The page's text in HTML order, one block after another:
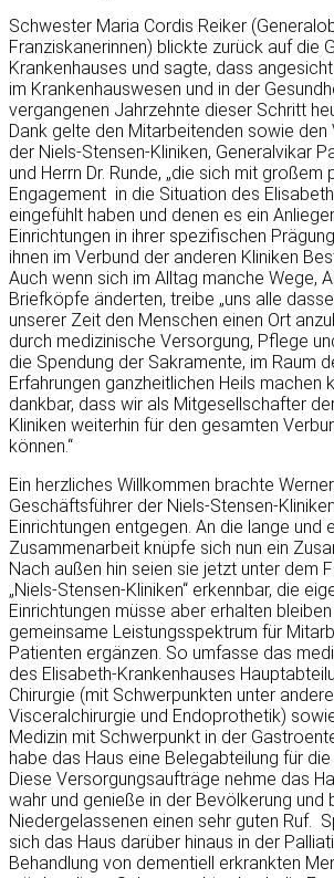
Schwester Maria Cordis Reiker
Franziskanerinnen) blickte zurück auf die
Krankenhauses und sagte, dass
im Krankenhauswesen und in der
vergangenen Jahrzehnte dieser Schritt
Dank gelte den Mitarbeitenden sowie
der Niels-Stensen-Kliniken, Generalvikar
und Herrn Dr. Runde, „die sich mit großem
Engagement in die Situation des
eingefühlt haben und denen es ein
Einrichtungen in ihrer spezifischen
ihnen im Verbund der anderen Kliniken
Auch wenn sich im Alltag manche Wege,
Briefköpfe änderten, treibe „uns alle
unserer Zeit den Menschen einen Ort
durch medizinische Versorgung, Pflege
die Spendung der Sakramente, im Raum
Erfahrungen ganzheitlichen Heils machen
dankbar, dass wir als Mitgesellschafter
Kliniken weiterhin für den gesamten
können.“
Ein herzliches Willkommen brachte
Geschäftsführer der Niels-Stensen-
Einrichtungen entgegen. An die lange und
Zusammenarbeit knüpfe sich nun ein
Nach außen hin seien sie jetzt unter dem
„Niels-Stensen-Kliniken“ erkennbar, die
Einrichtungen müsse aber erhalten
gemeinsame Leistungsspektrum für
Patienten ergänzen. So umfasse das
des Elisabeth-Krankenhauses
Chirurgie (mit Schwerpunkten unter
Visceralchirurgie und Endoprothetik)
Medizin mit Schwerpunkt in der
habe das Haus eine Belegabteilung für
Diese Versorgungsaufträge nehme das
wahr und genieße in der Bevölkerung und
Niedergelassenen einen sehr guten Ruf.
sich das Haus darüber hinaus in der
Behandlung von dementiell erkrankten